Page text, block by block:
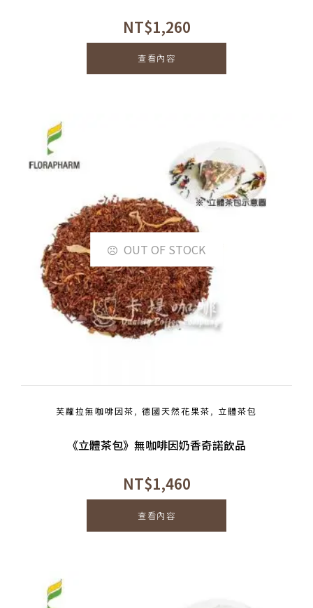
NT$1,260
查看內容
OUT OF STOCK
芙蘿拉無咖啡因茶, 德國天然花果茶, 立體茶包
《立體茶包》無咖啡因奶香奇諾飲品
NT$1,460
查看內容